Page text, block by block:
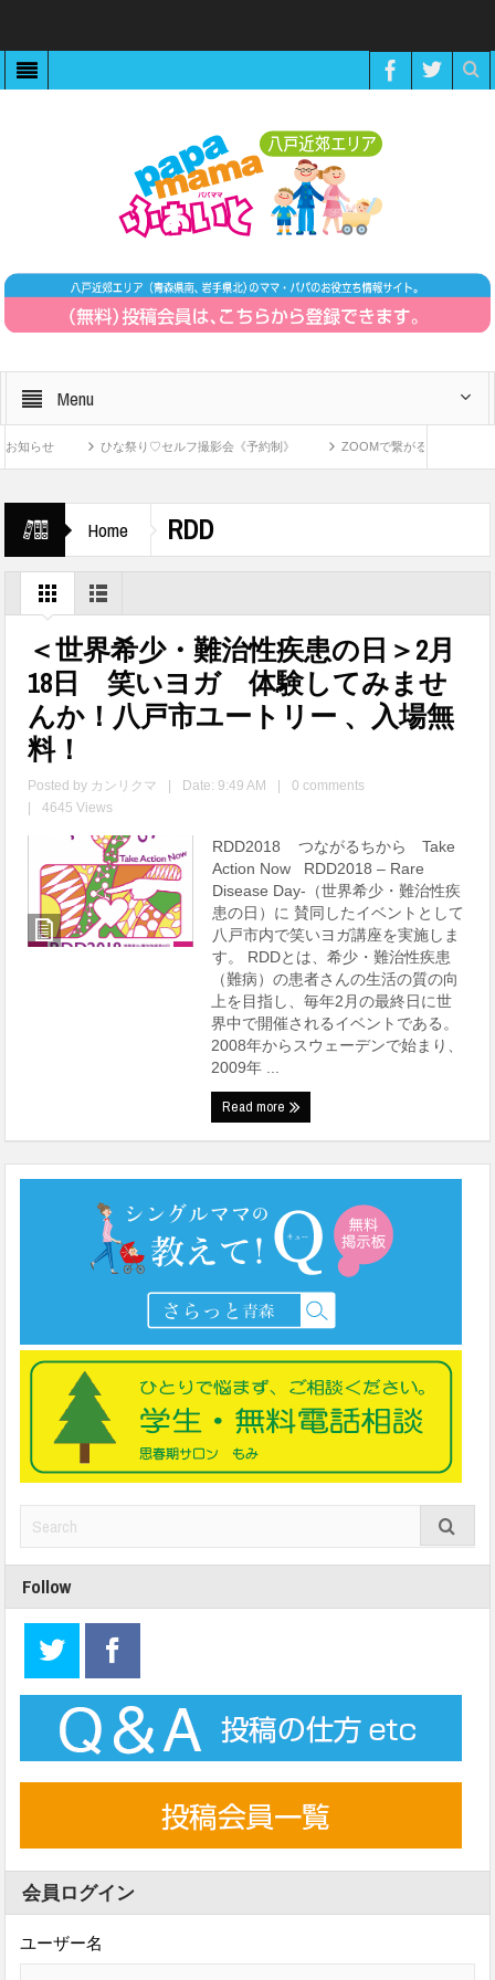
Menu
らせ ひな祭り♡セルフ撮影会《予約制》 ZOOMで繋がる！〜11月15
Home RDD
＜世界希少・難治性疾患の日＞2月
18日 笑いヨガ 体験してみませ
んか！八戸市ユートリー 、入場無
料！
Posted by カンリクマ Date: 9:49 AM
0 comments
4645 Views
RDD2018 つながるちから Take
Action Now RDD2018 – Rare
Disease Day-（世界希少・難治性疾
患の日）に 賛同したイベントとして
八戸市内で笑いヨガ講座を実施しま
す。 RDDとは、希少・難治性疾患
（難病）の患者さんの生活の質の向
上を目指し、毎年2月の最終日に世
界中で開催されるイベントである。
2008年からスウェーデンで始まり、
2009年 ...
Read more
Follow
会員ログイン
ユーザー名